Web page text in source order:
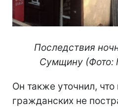
Последствия
Сумщину (Фото:
Он также уточнил, что
гражданских не